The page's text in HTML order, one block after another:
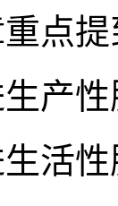
提
性
性